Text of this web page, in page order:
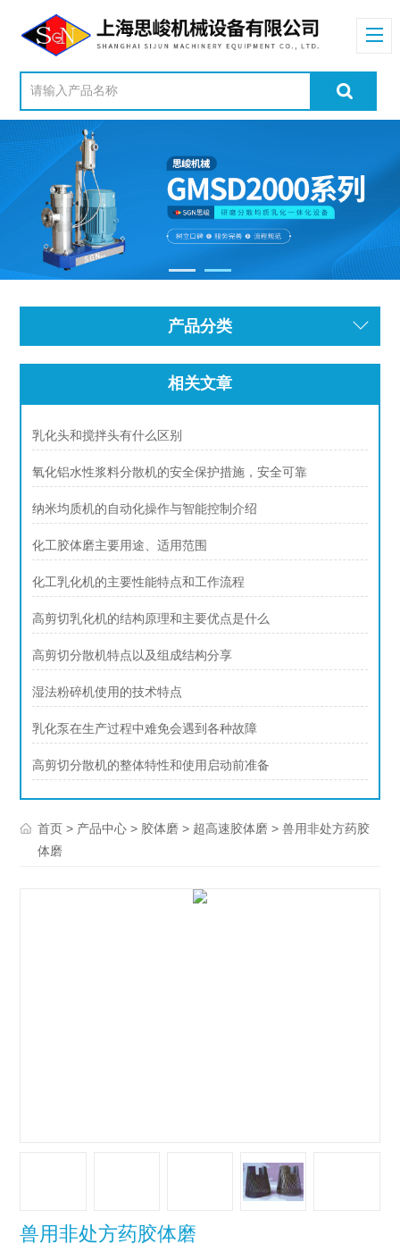
产品分类
相关文章
乳化头和搅拌头有什么区别
氧化铝水性浆料分散机的安全保护措施，安全可靠
纳米均质机的自动化操作与智能控制介绍
化工胶体磨主要用途、适用范围
化工乳化机的主要性能特点和工作流程
高剪切乳化机的结构原理和主要优点是什么
高剪切分散机特点以及组成结构分享
湿法粉碎机使用的技术特点
乳化泵在生产过程中难免会遇到各种故障
高剪切分散机的整体特性和使用启动前准备
首页 > 产品中心 > 胶体磨 > 超高速胶体磨 > 兽用非处方药胶
体磨
兽用非处方药胶体磨